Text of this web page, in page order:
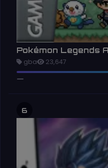
Pokémon Legends
gba 23,647
6